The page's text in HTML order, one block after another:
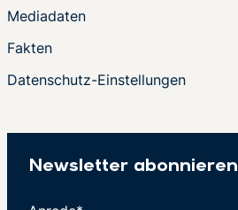
Mediadaten
Fakten
Datenschutz-Einstellungen
Newsletter abonnieren